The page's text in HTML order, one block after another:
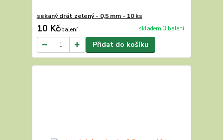
sekaný drát zelený - 0,5 mm - 10 ks
10 Kč/balení skladem 3 balení
Přidat do košíku